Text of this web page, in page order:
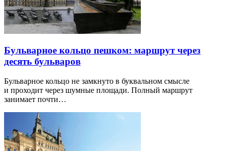
Бульварное кольцо пешком: маршрут через
десять бульваров
Бульварное кольцо не замкнуто в буквальном смысле
и проходит через шумные площади. Полный маршрут
занимает почти…